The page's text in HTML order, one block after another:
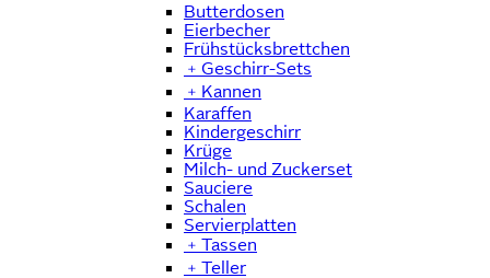
Butterdosen
Eierbecher
Frühstücksbrettchen
﹢ Geschirr-Sets
﹢ Kannen
Karaffen
Kindergeschirr
Krüge
Milch- und Zuckerset
Sauciere
Schalen
Servierplatten
﹢ Tassen
﹢ Teller